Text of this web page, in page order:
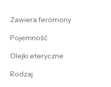
Zawiera feromony
Pojemność
Olejki eteryczne
Rodzaj